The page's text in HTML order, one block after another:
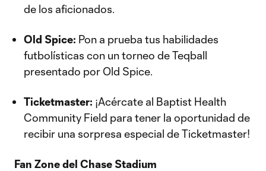
de los aficionados.
Old Spice: Pon a prueba tus habilidades
futbolísticas con un torneo de Teqball
presentado por Old Spice.
Ticketmaster: ¡Acércate al Baptist Health
Community Field para tener la oportunidad de
recibir una sorpresa especial de Ticketmaster!
Fan Zone del Chase Stadium